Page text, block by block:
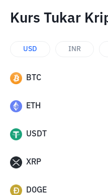
Kurs Tukar
USD INR
BTC
ETH
USDT
XRP
DOGE